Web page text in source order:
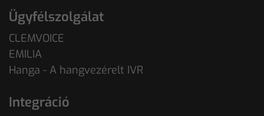
Ügyfélszolgálat
CLEMVOICE
EMILIA
Hanga - A hangvezérelt IVR
Integráció